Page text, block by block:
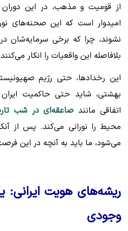
از قومیت و مذهب، در این
امیدوار است که این صحنه‌های
نشوند، چرا که برخی سرمایه‌شان
بلافاصله این واقعیات را انکار
این رخدادها، حتی رژیم
بهشتی، شاید حتی حاکمیت
اتفاقی مانند صاعقه‌ای در شب
محیط را نورانی می‌کند. پس از
می‌شود، ما باید به آنچه در این
ریشه‌های هویت ایرانی:
وجودی